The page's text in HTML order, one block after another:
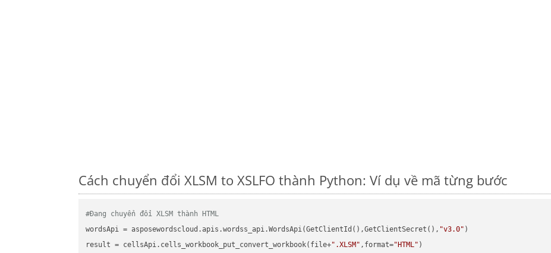
Cách chuyển đổi XLSM to XSLFO thành Python: Ví dụ về mã từng bước
#Đang chuyển đổi XLSM thành HTML
wordsApi = asposewordscloud.apis.wordss_api.WordsApi(GetClientId(),GetClientSecret(), "v3.0" )
result = cellsApi.cells_workbook_put_convert_workbook(file+".XLSM" ,format="HTML" )